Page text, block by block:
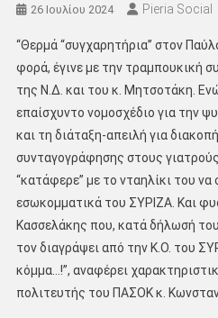
26 Ιουλίου 2024 Pieria Social
“Θερμά “συγχαρητήρια” στον
φορά, έγινε με την τραμπουκική
της Ν.Δ. και του κ. Μητσοτάκη.
επαίσχυντο νομοσχέδιο για την
και τη διάταξη-απειλή για
συνταγογράφησης στους
“κατάφερε” με το νταηλίκι του
εσωκομματικά του ΣΥΡΙΖΑ. Και
Κασσελάκης που, κατά δήλωσή
τον διαγράψει από την Κ.Ο. του
κόμμα…!”, αναφέρει
πολιτευτής του ΠΑΣΟΚ κ.